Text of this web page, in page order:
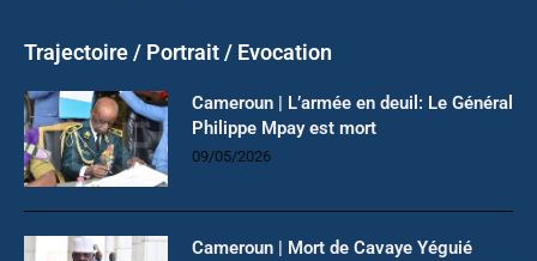
Trajectoire / Portrait / Evocation
Cameroun | L’armée en deuil: Le Général
Philippe Mpay est mort
09/05/2026
Cameroun | Mort de Cavaye Yéguié